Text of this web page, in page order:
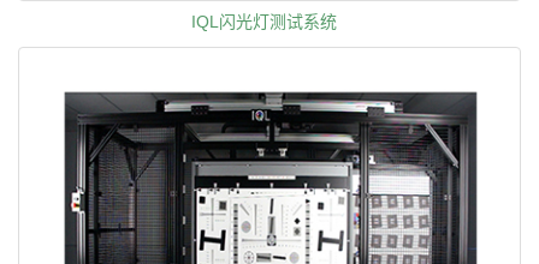
IQL闪光灯测试系统